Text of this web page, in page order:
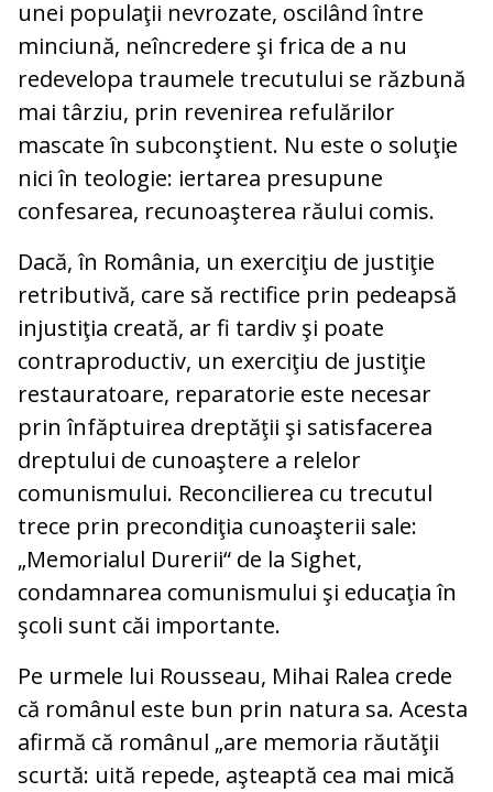
unei populaţii nevrozate, oscilând între
minciună, neîncredere şi frica de a nu
redevelopa traumele trecutului se răzbună
mai târziu, prin revenirea refulărilor
mascate în subconştient. Nu este o soluţie
nici în teologie: iertarea presupune
confesarea, recunoaşterea răului comis.
Dacă, în România, un exerciţiu de justiţie
retributivă, care să rectifice prin pedeapsă
injustiţia creată, ar fi tardiv şi poate
contraproductiv, un exerciţiu de justiţie
restauratoare, reparatorie este necesar
prin înfăptuirea dreptăţii şi satisfacerea
dreptului de cunoaştere a relelor
comunismului. Reconcilierea cu trecutul
trece prin precondiţia cunoaşterii sale:
„Memorialul Durerii“ de la Sighet,
condamnarea comunismului şi educaţia în
şcoli sunt căi importante.
Pe urmele lui Rousseau, Mihai Ralea crede
că românul este bun prin natura sa. Acesta
afirmă că românul „are memoria răutăţii
scurtă: uită repede, aşteaptă cea mai mică